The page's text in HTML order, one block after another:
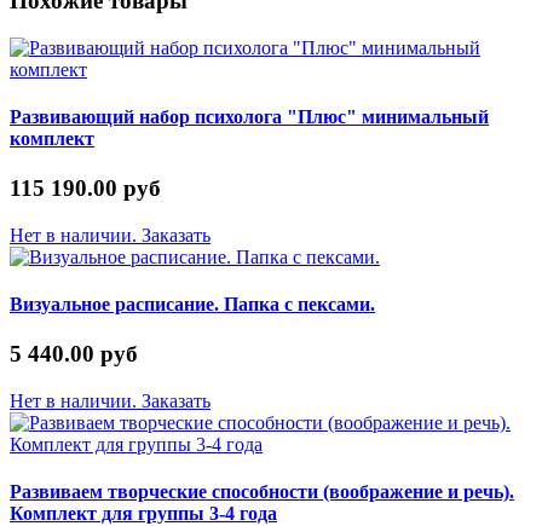
Развивающий набор психолога "Плюс" минимальный
комплект
115 190.00 руб
Нет в наличии. Заказать
Визуальное расписание. Папка с пексами.
5 440.00 руб
Нет в наличии. Заказать
Развиваем творческие способности (воображение и речь).
Комплект для группы 3-4 года